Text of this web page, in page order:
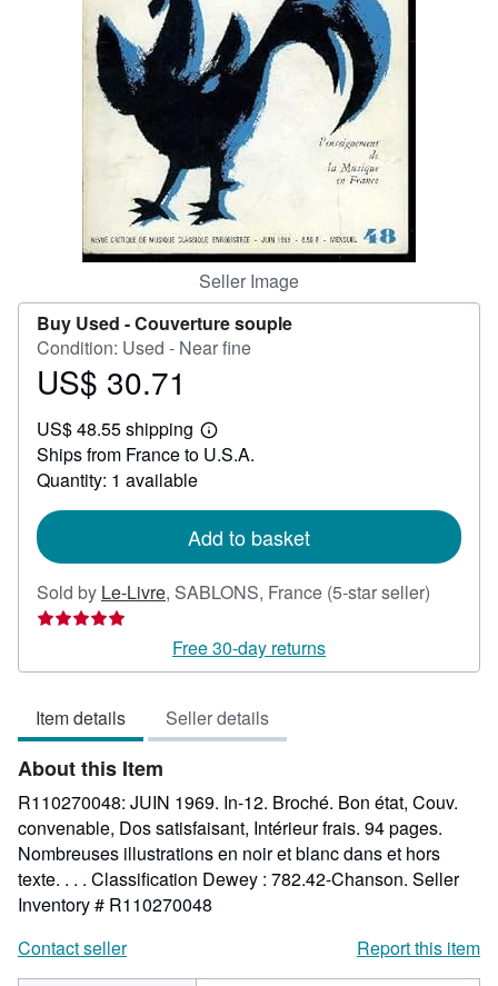
Start Selling
CLOSE
Seller Image
Buy Used -Couverture souple
Condition: Used - Near fine
Price
30.71
US$ 30.71
US$ 48.55 shipping
Learn
more
Ships from France to U.S.A.
Quantity: 1 available
Add to basket
Sold by Le-Livre, SABLONS, France (5-star seller)
out
Free 30-day returns
Item details Seller details
About this Item
R110270048: JUIN 1969. In-12. Broché. Bon état, Couv.
convenable, Dos satisfaisant, Intérieur frais. 94 pages.
Nombreuses illustrations en noir et blanc dans et hors
texte. . . . Classification Dewey : 782.42-Chanson. Seller
Inventory # R110270048
Contact seller
Report this item